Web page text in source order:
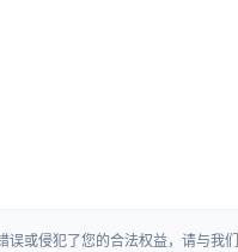
误或侵犯了您的合法权益，请与我们